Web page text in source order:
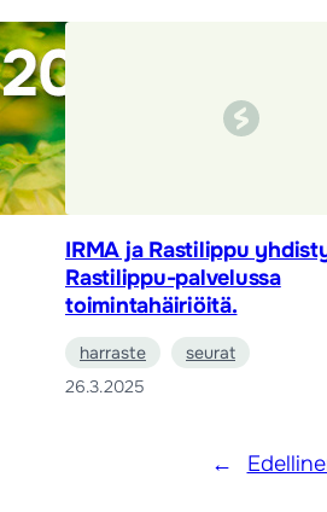
IRMA ja Rastilippu
Rastilippu-palvelussa
toimintahäiriöitä.
harraste
seurat
26.3.2025
←